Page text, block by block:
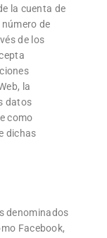
la cuenta de
de
de los
la
datos
como
dichas
denominados
Facebook,